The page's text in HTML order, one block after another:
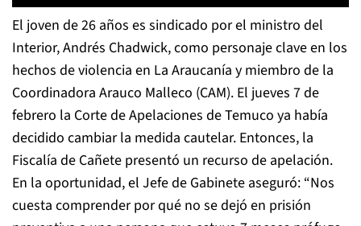
El joven de 26 años es sindicado por el ministro del
Interior, Andrés Chadwick, como personaje clave en los
hechos de violencia en La Araucanía y miembro de la
Coordinadora Arauco Malleco (CAM). El jueves 7 de
febrero la Corte de Apelaciones de Temuco ya había
decidido cambiar la medida cautelar. Entonces, la
Fiscalía de Cañete presentó un recurso de apelación.
En la oportunidad, el Jefe de Gabinete aseguró: “Nos
cuesta comprender por qué no se dejó en prisión